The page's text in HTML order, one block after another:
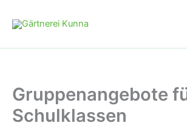
Inhalt
Gruppenangebote
Schulklassen